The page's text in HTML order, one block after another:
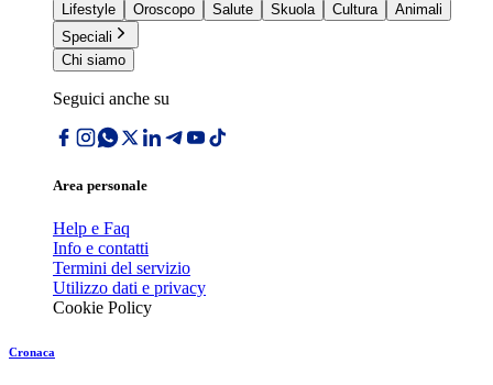
Lifestyle
Oroscopo Salute Skuola Cultura
Animali
Speciali
Chi siamo
Seguici anche su
Area personale
Help e Faq
Info e contatti
Termini del servizio
Utilizzo dati e privacy
Cookie Policy
Cronaca